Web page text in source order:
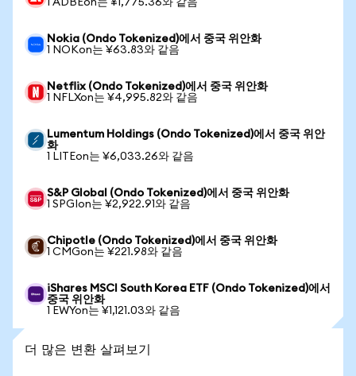
1 ADBEon는 ¥1,775.36와 같음
Nokia (Ondo Tokenized)에서 중국 위안화
1 NOKon는 ¥63.83와 같음
Netflix (Ondo Tokenized)에서 중국 위안화
1 NFLXon는 ¥4,995.82와 같음
Lumentum Holdings (Ondo Tokenized)에서 중국 위안
화
1 LITEon는 ¥6,033.26와 같음
S&P Global (Ondo Tokenized)에서 중국 위안화
1 SPGIon는 ¥2,922.91와 같음
Chipotle (Ondo Tokenized)에서 중국 위안화
1 CMGon는 ¥221.98와 같음
iShares MSCI South Korea ETF (Ondo Tokenized)에서
중국 위안화
1 EWYon는 ¥1,121.03와 같음
더 많은 변환 살펴보기